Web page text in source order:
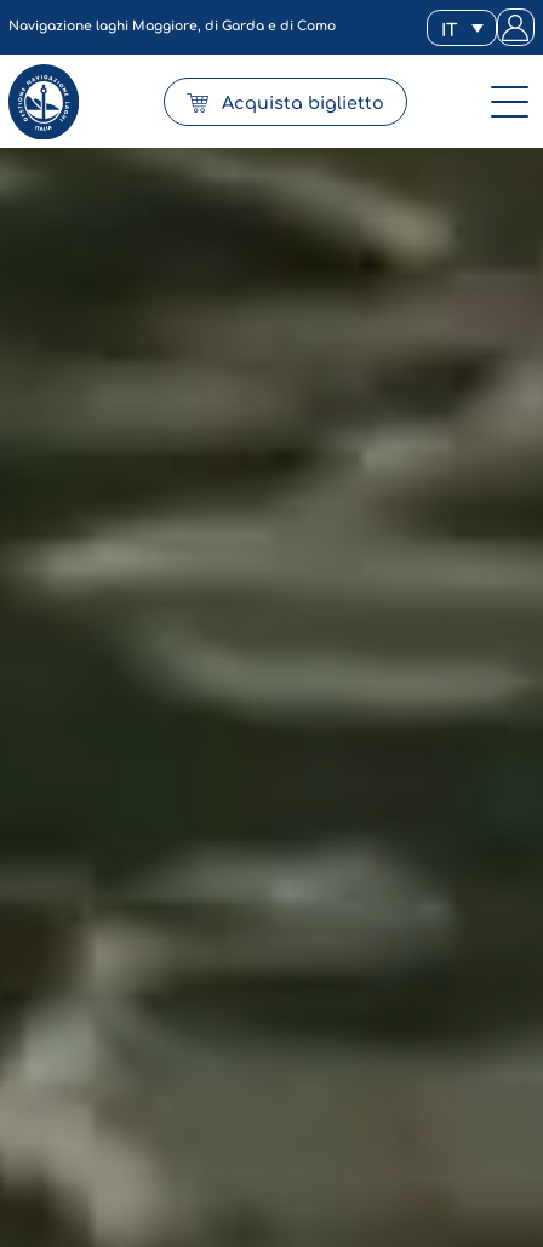
Navigazione laghi Maggiore, di Garda e di Como IT
Acquista biglietto